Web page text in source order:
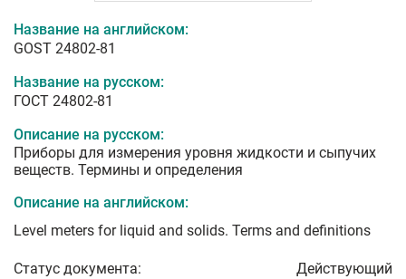
Название на английском:
GOST 24802-81
Название на русском:
ГОСТ 24802-81
Описание на русском:
Приборы для измерения уровня жидкости и сыпучих
веществ. Термины и определения
Описание на английском:
Level meters for liquid and solids. Terms and definitions
Статус документа: Действующий